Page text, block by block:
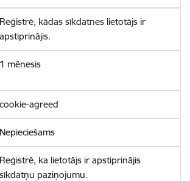
Reģistrē, kādas sīkdatnes lietotājs ir
apstiprinājis.
1 mēnesis
cookie-agreed
Nepieciešams
Reģistrē, ka lietotājs ir apstiprinājis
sīkdatņu paziņojumu.